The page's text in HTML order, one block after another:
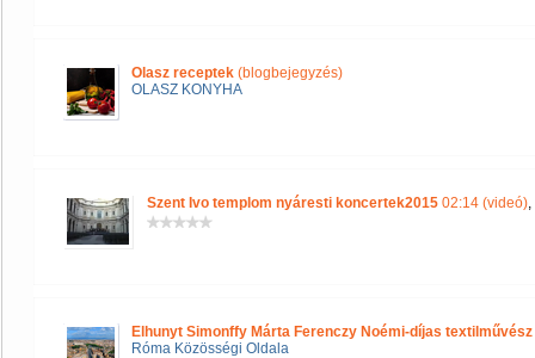
Olasz receptek (blogbejegyzés)
OLASZ KONYHA
Szent Ivo templom nyáresti koncertek2015 02:14 (videó),
Elhunyt Simonffy Márta Ferenczy Noémi-díjas textilművész
Róma Közösségi Oldala